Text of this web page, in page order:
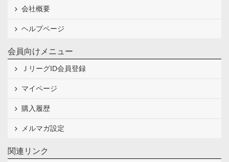
会社概要
ヘルプページ
会員向けメニュー
ＪリーグID会員登録
マイページ
購入履歴
メルマガ設定
関連リンク